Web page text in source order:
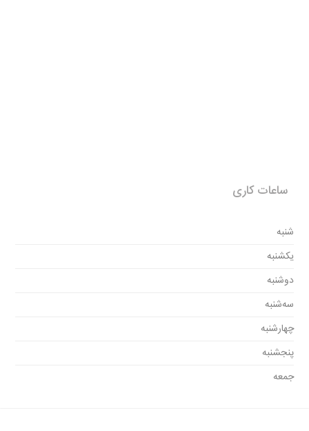
ساعات کاری
شنبه
یکشنبه
دوشنبه
سه‌شنبه
چهارشنبه
پنجشنبه
جمعه